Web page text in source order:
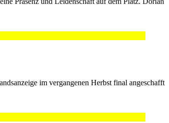
im vergangenen Herbst final angeschafft